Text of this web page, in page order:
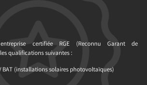
certifiée RGE (Reconnu Garant de
qualifications suivantes :
BAT (installations solaires photovoltaïques)